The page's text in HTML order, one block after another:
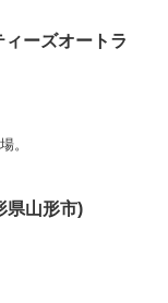
ーズオートラ
。
県山形市)